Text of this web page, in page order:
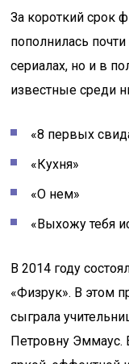
За короткий срок
пополнилась
сериалах, но и в
известные среди
«8 первых
«Кухня»
«О нем»
«Выхожу тебя
В 2014 году
«Физрук». В этом
сыграла
Петровну Эммаус.